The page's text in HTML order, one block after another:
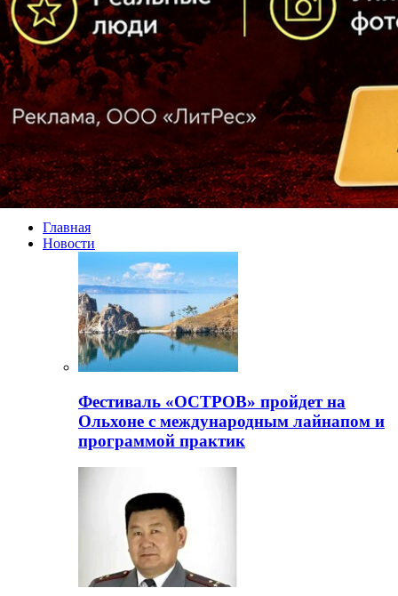
Главная
Новости
Фестиваль «ОСТРОВ» пройдет на
Ольхоне с международным лайнапом и
программой практик